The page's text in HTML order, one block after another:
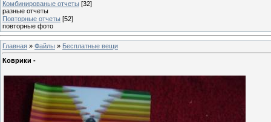
Комбинированые отчеты [32]
разные отчеты
Повторные отчеты [52]
повторные фото
Главная » Файлы » Бесплатные вещи
Коврики -